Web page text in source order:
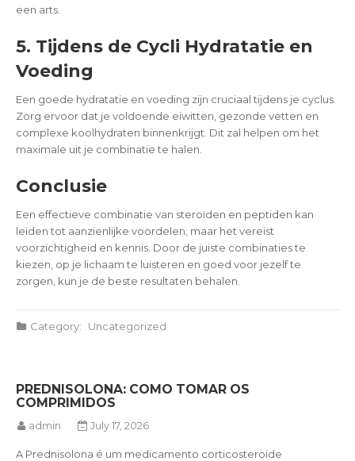
een arts.
5. Tijdens de Cycli Hydratatie en
Voeding
Een goede hydratatie en voeding zijn cruciaal tijdens je cyclus.
Zorg ervoor dat je voldoende eiwitten, gezonde vetten en
complexe koolhydraten binnenkrijgt. Dit zal helpen om het
maximale uit je combinatie te halen.
Conclusie
Een effectieve combinatie van steroïden en peptiden kan
leiden tot aanzienlijke voordelen, maar het vereist
voorzichtigheid en kennis. Door de juiste combinaties te
kiezen, op je lichaam te luisteren en goed voor jezelf te
zorgen, kun je de beste resultaten behalen.
Category: Uncategorized
PREDNISOLONA: COMO TOMAR OS
COMPRIMIDOS
admin July 17, 2026
A Prednisolona é um medicamento corticosteroide